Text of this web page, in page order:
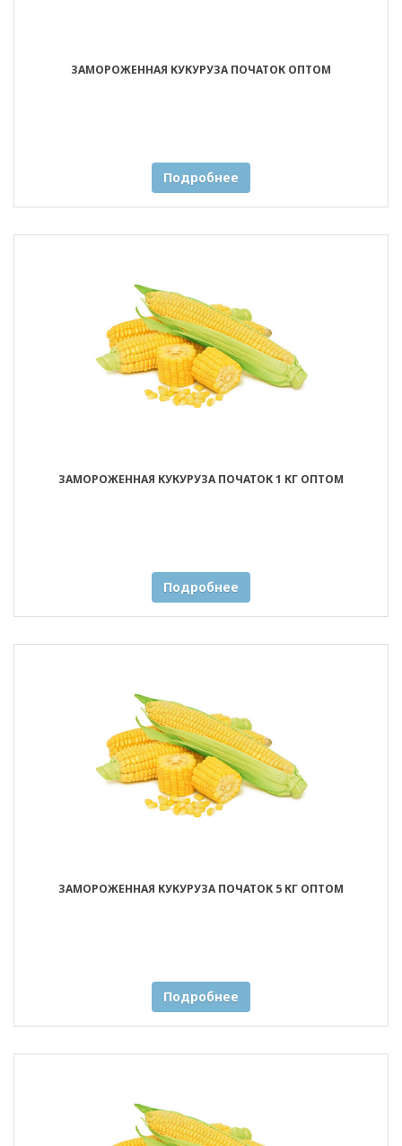
ЗАМОРОЖЕННАЯ КУКУРУЗА ПОЧАТОК ОПТОМ
Подробнее
ЗАМОРОЖЕННАЯ КУКУРУЗА ПОЧАТОК 1 КГ ОПТОМ
Подробнее
ЗАМОРОЖЕННАЯ КУКУРУЗА ПОЧАТОК 5 КГ ОПТОМ
Подробнее